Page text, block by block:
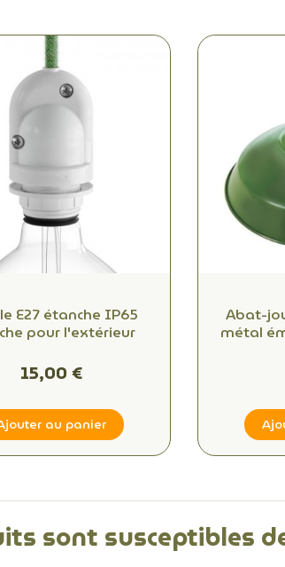
E27 étanche IP65
pour l'extérieur
15,00 €
au panier
Abat-
métal
pour
sont susceptibles